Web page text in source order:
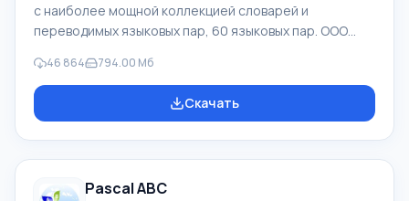
с наиболее мощной коллекцией словарей и
переводимых языковых пар, 60 языковых пар. ООО
разработчик систем перевода для частных
пользователей и корпораций. Программой PROMT
обеспечивается перевод любого текста, пользуясь
русского интерфейса или электронные письма
46 864 794.00 Мб
Скачать
Pascal ABC